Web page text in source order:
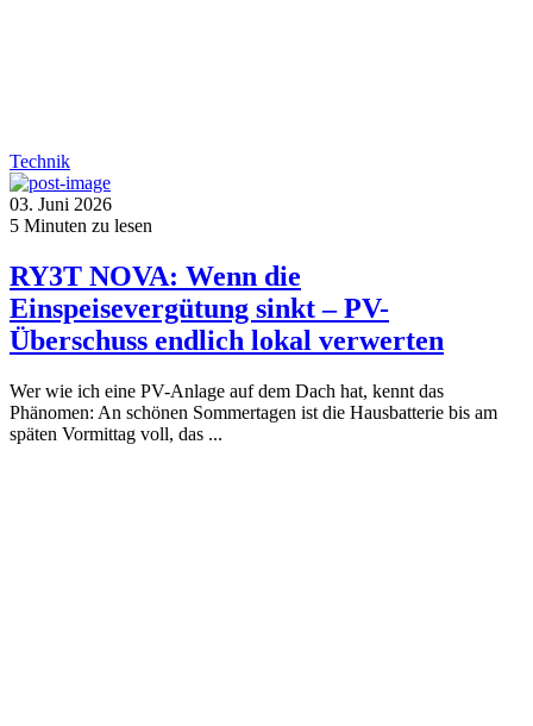
Technik
03. Juni 2026
5 Minuten zu lesen
RY3T NOVA: Wenn die
Einspeisevergütung sinkt – PV-
Überschuss endlich lokal verwerten
Wer wie ich eine PV-Anlage auf dem Dach hat, kennt das
Phänomen: An schönen Sommertagen ist die Hausbatterie bis am
späten Vormittag voll, das ...